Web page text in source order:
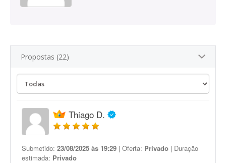
Propostas (22)
Thiago D.
Submetido: 23/08/2025 às 19:29 | Oferta: Privado | Duração
estimada: Privado